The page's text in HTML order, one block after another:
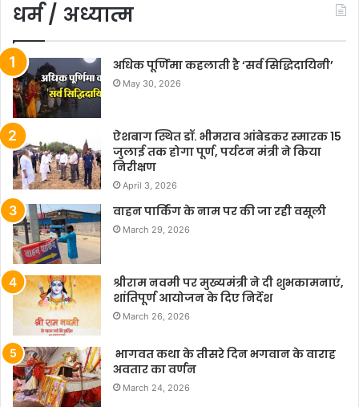
धर्म / अध्यात्म
अधिक पूर्णिमा कहलाती है ‘सर्व सिद्धिदायिनी’
May 30, 2026
ऐशबाग स्थित डॉ. भीमराव आंबेडकर स्मारक 15
जुलाई तक होगा पूर्ण, पर्यटन मंत्री ने किया
निरीक्षण
April 3, 2026
वाहन पार्किंग के नाम पर की जा रही वसूली
March 29, 2026
श्रीराम नवमी पर मुख्यमंत्री ने दी शुभकामनाएं,
शांतिपूर्ण आयोजन के दिए निर्देश
March 26, 2026
भागवत कथा के तीसरे दिन भगवान के वाराह
अवतार का वर्णन
March 24, 2026